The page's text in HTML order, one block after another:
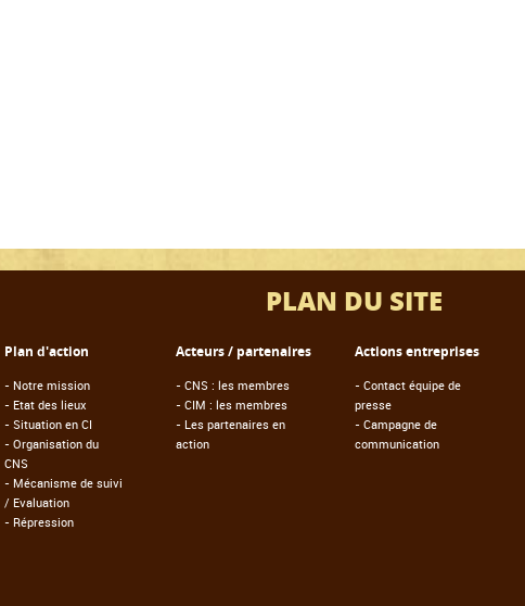
PLAN DU SITE
Plan d'action
- Notre mission
- Etat des lieux
- Situation en CI
- Organisation du
CNS
- Mécanisme de suivi
/ Evaluation
- Répression
Acteurs / partenaires
- CNS : les membres
- CIM : les membres
- Les partenaires en
action
Actions entreprises
- Contact équipe de
presse
- Campagne de
communication